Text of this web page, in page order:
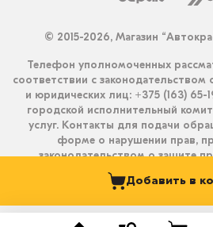
Добавить в
© 2015-2026, Магазин
Телефон уполномоченных
соответствии с
и юридических лиц: +375 (163) 65-
городской исполнительный
услуг. Контакты для подачи
форме о нарушении прав,
законодательством о защите
получения ответа на них:
+375333550203 (Viber,